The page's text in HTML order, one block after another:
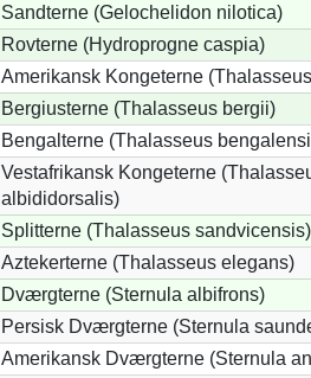
Sandterne (Gelochelidon nilotica)
Rovterne (Hydroprogne caspia)
Amerikansk Kongeterne
Bergiusterne (Thalasseus bergii)
Bengalterne (Thalasseus
Vestafrikansk Kongeterne
albididorsalis)
Splitterne (Thalasseus sandvicensis)
Aztekerterne (Thalasseus elegans)
Dværgterne (Sternula albifrons)
Persisk Dværgterne (Sternula
Amerikansk Dværgterne (Sternula